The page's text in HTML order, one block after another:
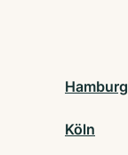
Hamburg
Köln